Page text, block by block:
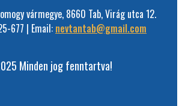
vármegye, 8660 Tab, Virág utca 12.
677 | Email: nevtantab@gmail.com
Minden jog fenntartva!